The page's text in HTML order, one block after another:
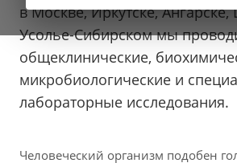
в Москве, Иркутске,
Усолье-Сибирском мы
общеклинические,
микробиологические и
лабораторные исследования.
Человеческий организм подобен